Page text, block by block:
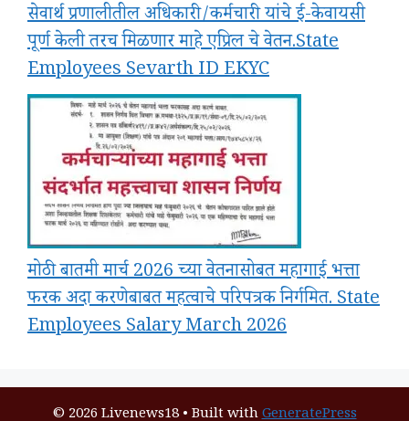
सेवार्थ प्रणालीतील अधिकारी/कर्मचारी यांचे ई-केवायसी
पूर्ण केली तरच मिळणार माहे एप्रिल चे वेतन.State
Employees Sevarth ID EKYC
मोठी बातमी मार्च 2026 च्या वेतनासोबत महागाई भत्ता
फरक अदा करणेबाबत महत्वाचे परिपत्रक निर्गमित. State
Employees Salary March 2026
© 2026 Livenews18• Built withGeneratePress